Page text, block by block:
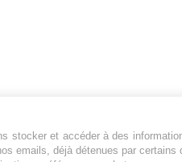
stocker et accéder à des
emails, déjà détenues par